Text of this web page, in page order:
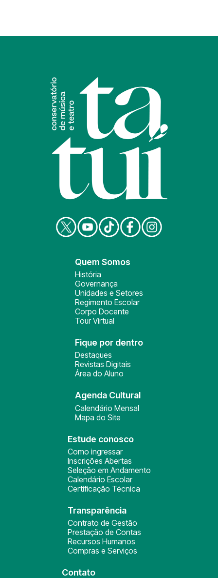
Quem Somos
História
Governança
Unidades e Setores
Regimento Escolar
Corpo Docente
Tour Virtual
Fique por dentro
Destaques
Revistas Digitais
Área do Aluno
Agenda Cultural
Calendário Mensal
Mapa do Site
Estude conosco
Como ingressar
Inscrições Abertas
Seleção em Andamento
Calendário Escolar
Certificação Técnica
Transparência
Contrato de Gestão
Prestação de Contas
Recursos Humanos
Compras e Serviços
Contato